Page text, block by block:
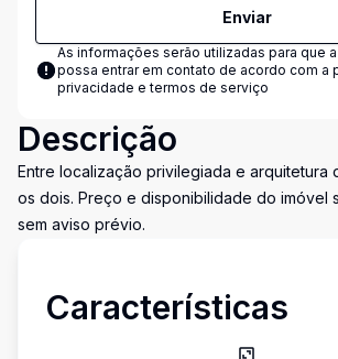
Enviar
As informações serão utilizadas para que
possa entrar em contato de acordo com a
privacidade e termos de serviço
Descrição
Entre localização privilegiada e arquitetura
os dois. Preço e disponibilidade do imóvel
sem aviso prévio.
Características